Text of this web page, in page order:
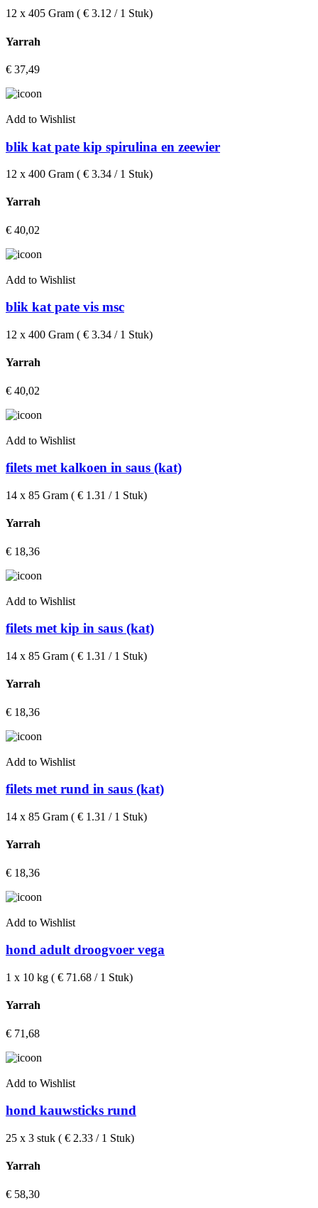
12 x 405 Gram ( € 3.12 / 1 Stuk)
Yarrah
€ 37,49
Add to Wishlist
blik kat pate kip spirulina en zeewier
12 x 400 Gram ( € 3.34 / 1 Stuk)
Yarrah
€ 40,02
Add to Wishlist
blik kat pate vis msc
12 x 400 Gram ( € 3.34 / 1 Stuk)
Yarrah
€ 40,02
Add to Wishlist
filets met kalkoen in saus (kat)
14 x 85 Gram ( € 1.31 / 1 Stuk)
Yarrah
€ 18,36
Add to Wishlist
filets met kip in saus (kat)
14 x 85 Gram ( € 1.31 / 1 Stuk)
Yarrah
€ 18,36
Add to Wishlist
filets met rund in saus (kat)
14 x 85 Gram ( € 1.31 / 1 Stuk)
Yarrah
€ 18,36
Add to Wishlist
hond adult droogvoer vega
1 x 10 kg ( € 71.68 / 1 Stuk)
Yarrah
€ 71,68
Add to Wishlist
hond kauwsticks rund
25 x 3 stuk ( € 2.33 / 1 Stuk)
Yarrah
€ 58,30